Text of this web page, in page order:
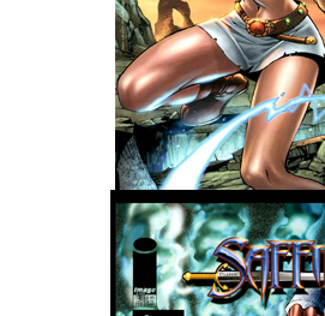
Wedding Wear CBBE SSE BodySlide
Работы Тестера 55
Наёмный оборотень
Небесный воин
Немного героев меча и магии
Расширенная версия Х3